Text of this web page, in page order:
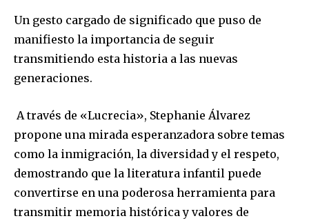
Un gesto cargado de significado que puso de
manifiesto la importancia de seguir
transmitiendo esta historia a las nuevas
generaciones.
A través de «Lucrecia», Stephanie Álvarez
propone una mirada esperanzadora sobre temas
como la inmigración, la diversidad y el respeto,
demostrando que la literatura infantil puede
convertirse en una poderosa herramienta para
transmitir memoria histórica y valores de